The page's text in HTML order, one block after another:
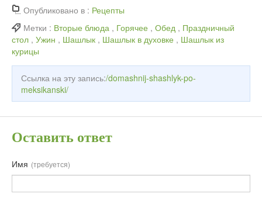
Опубликовано в : Рецепты
Метки : Вторые блюда , Горячее , Обед , Праздничный
стол , Ужин , Шашлык , Шашлык в духовке , Шашлык из
курицы
Ссылка на эту запись:/domashnij-shashlyk-po-
meksikanski/
Оставить ответ
Имя (требуется)